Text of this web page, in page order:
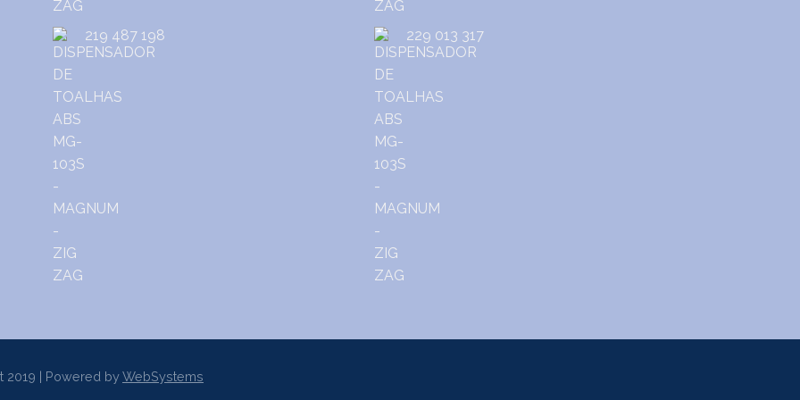
219 487 198 229 013 317
2019 | Powered byWebSystems